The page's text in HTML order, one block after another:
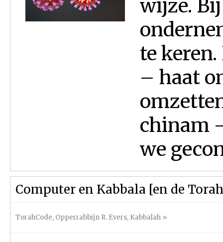
wijze.
te
– haat
chinam
we
Computer en Kabbala [en de
TorahCode, Opperrabbijn R. Evers, Kabbalah »